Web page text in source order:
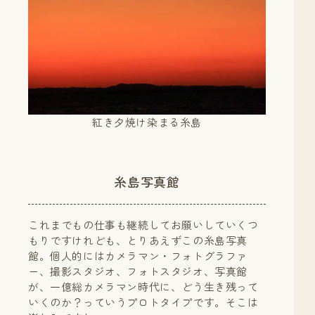
紅き夕焼け染まる糸島
糸島写真館
これまでもの仕事も継続してお願いしていくつ
もりですけれども、とりあえずこの糸島写真
館。個人的にはカメラマン・フォトグラファ
ー、撮影スタジオ、フォトスタジオ、写真館
が、一億総カメラマン時代に、どう生き残って
いくのか？っていうプロトタイプです。そこは